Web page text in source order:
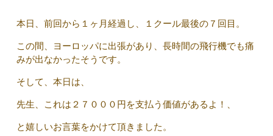
本日、前回から１ヶ月経過し、１クール最後の７回目。
この間、ヨーロッパに出張があり、長時間の飛行機でも痛
みが出なかったそうです。
そして、本日は、
先生、これは２７０００円を支払う価値があるよ！、
と嬉しいお言葉をかけて頂きました。